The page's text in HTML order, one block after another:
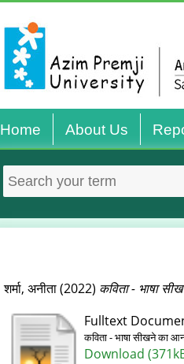
Home About Us
शर्मा, अनीता(2022) कविता - भाषा
Fulltext
कविता - भाषा सीखने का
Download